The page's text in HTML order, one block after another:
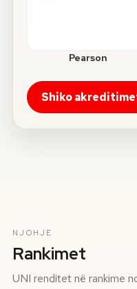
Pearson
Shiko
NJOHJE
Rankimet
UNI renditet në rankime